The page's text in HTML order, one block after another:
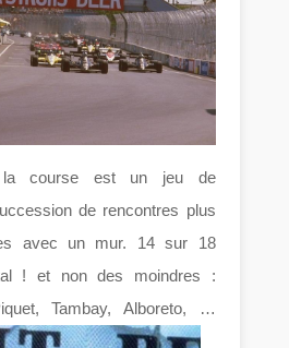
la course est un jeu de
de rencontres plus
avec un mur. 14 sur 18
! et non des moindres :
Tambay, Alboreto, …